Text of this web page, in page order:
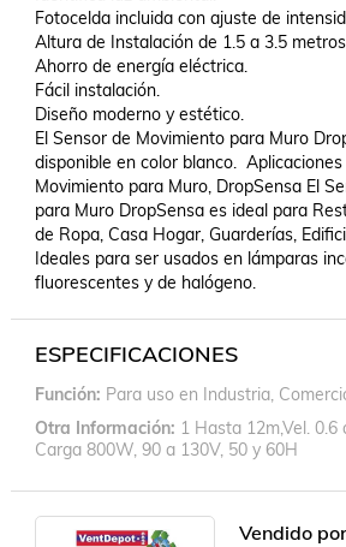
Fotocelda incluida con ajuste de
Altura de Instalación de 1.5 a 3.5
Ahorro de energía eléctrica.
Fácil instalación.
Diseño moderno y estético.
El Sensor de Movimiento para Muro
disponible en color blanco.
Movimiento para Muro, DropSensa El
para Muro DropSensa es ideal para
de Ropa, Casa Hogar, Guarderías,
Ideales para ser usados en lámparas
fluorescentes y de halógeno.
ESPECIFICACIONES
Función Para uso en Industria,
Otra Información 1 Hasta 12m,Vel. 0.6
Carga 800W, 90 a 130V, 50 y 60H
Vendido por